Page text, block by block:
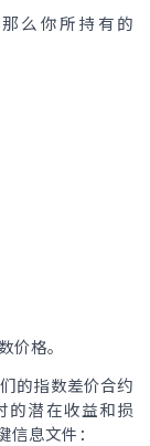
么你所持有的
价格。
的指数差价合约
的潜在收益和损
息文件：